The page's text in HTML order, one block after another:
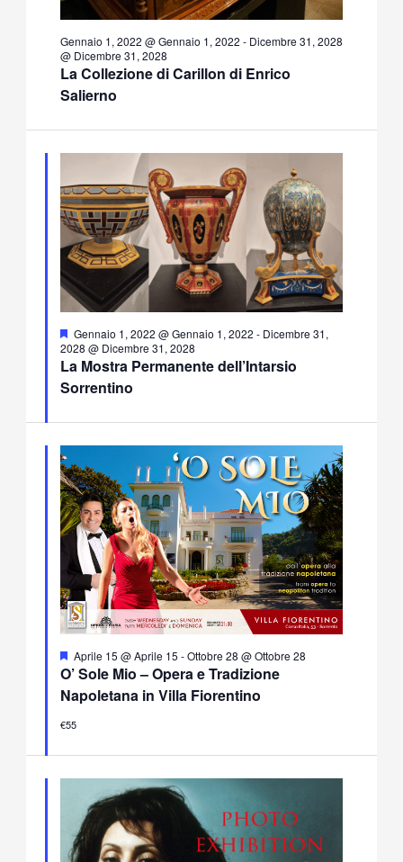
La Collezione di Carillon di Enrico
Salierno
Gennaio 1, 2022 @ Gennaio 1, 2022 - Dicembre 31, 2028
@ Dicembre 31, 2028
La Mostra Permanente dell’Intarsio
Sorrentino
Segnalati
Gennaio 1, 2022 @ Gennaio 1, 2022 - Dicembre 31,
2028 @ Dicembre 31, 2028
O’ Sole Mio – Opera e Tradizione
Napoletana in Villa Fiorentino
Segnalati
Aprile 15 @ Aprile 15 -Ottobre 28 @ Ottobre 28
€55